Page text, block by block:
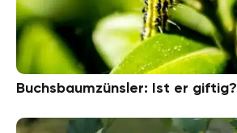
Buchsbaumzünsler: Ist er giftig?